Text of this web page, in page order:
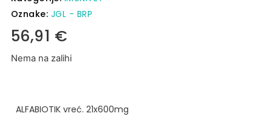
Oznake: JGL - BRP
56,91 €
Nema na zalihi
ALFABIOTIK vreć. 21x600mg